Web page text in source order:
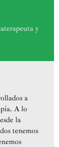
y
a
A lo
la
tenemos